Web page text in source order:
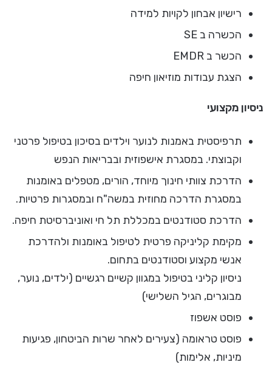
רישיון אבחון לקויות למידה
הכשרה ב SE
הכשר ב EMDR
הצגת עבודות מוזיאון חיפה
ניסיון מקצועי
תרפיסטית באמנות לנוער וילדים בסיכון בטיפול פרטני
וקבוצתי. במסגרת אישפוזית ובבריאות הנפש
הדרכת צוותי חינוך מיוחד, הורים, מטפלים באומנות
במסגרת הדרכה מחוזית במשה"ח ובמסגרות פרטיות.
הדרכת סטודנטים במכללת תל חי ואוניברסיטת חיפה.
מקימת קליניקה פרטית לטיפול באומנות ולהדרכת
אנשי מקצוע וסטודנטים בתחום.
ניסיון קליני בטיפול במגוון קשיים רגשיים (ילדים, נוער,
מבוגרים, הגיל השלישי)
פוסט אשפוז
פוסט טראומה (צעירים לאחר שרות הביטחון, פגיעות
מיניות, אלימות)